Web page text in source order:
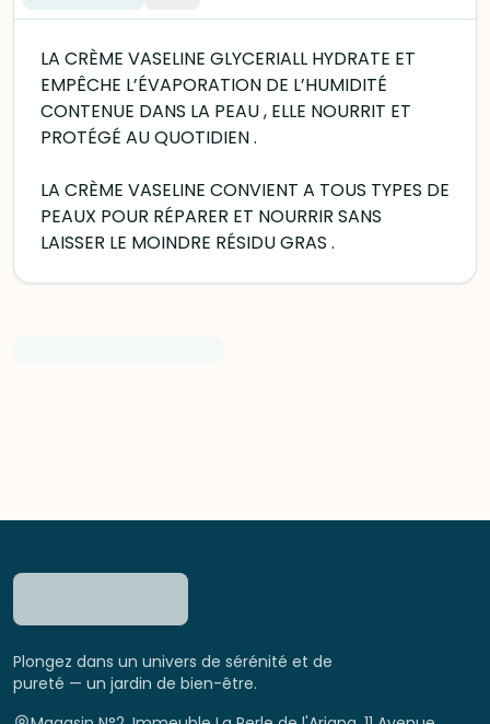
LA CRÈME VASELINE GLYCERIALL HYDRATE ET
EMPÊCHE L’ÉVAPORATION DE L’HUMIDITÉ
CONTENUE DANS LA PEAU , ELLE NOURRIT ET
PROTÉGÉ AU QUOTIDIEN .
LA CRÈME VASELINE CONVIENT A TOUS TYPES DE
PEAUX POUR RÉPARER ET NOURRIR SANS
LAISSER LE MOINDRE RÉSIDU GRAS .
Plongez dans un univers de sérénité et de
pureté — un jardin de bien-être.